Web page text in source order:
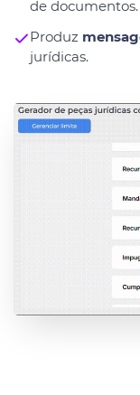
de documentos.
Produz
jurídicas.